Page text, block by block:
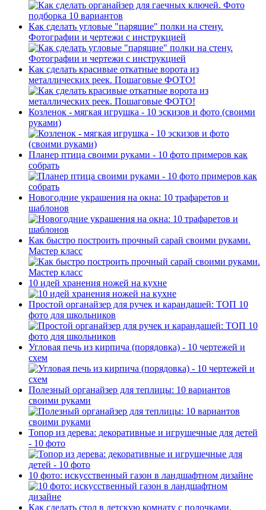
Как сделать угловые "парящие" полки на стену.
Фотографии и чертежи с инструкцией
Как сделать красивые откатные ворота из
металлических реек. Пошаговые ФОТО!
Козленок - мягкая игрушка - 10 эскизов и фото (своими
руками)
Планер птица своими руками - 10 фото примеров как
собрать
Новогодние украшения на окна: 10 трафаретов и
шаблонов
Как быстро построить прочный сарай своими руками.
Мастер класс
10 идей хранения ножей на кухне
Простой органайзер для ручек и карандашей: ТОП 10
фото для школьников
Угловая печь из кирпича (порядовка) - 10 чертежей и
схем
Полезный органайзер для теплицы: 10 вариантов
своими руками
Топор из дерева: декоративные и игрушечные для детей
- 10 фото
10 фото: искусственный газон в ландшафтном дизайне
Как сделать стол в детскую комнату с полочками.